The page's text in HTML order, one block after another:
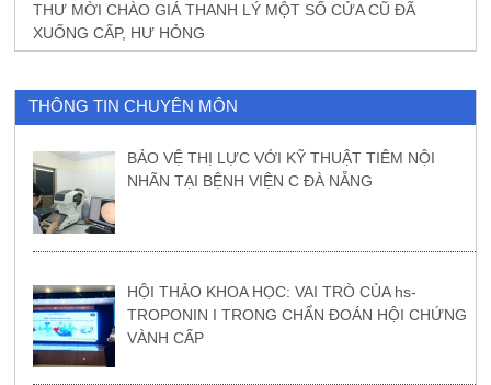
THƯ MỜI CHÀO GIÁ THANH LÝ MỘT SỐ CỬA CŨ ĐÃ
XUỐNG CẤP, HƯ HỎNG
THÔNG TIN CHUYÊN MÔN
BẢO VỆ THỊ LỰC VỚI KỸ THUẬT TIÊM NỘI
NHÃN TẠI BỆNH VIỆN C ĐÀ NẴNG
HỘI THẢO KHOA HỌC: VAI TRÒ CỦA hs-
TROPONIN I TRONG CHẨN ĐOÁN HỘI CHỨNG
VÀNH CẤP